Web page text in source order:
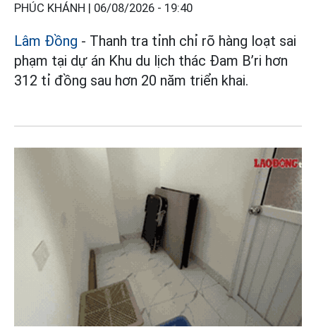
PHÚC KHÁNH | 06/08/2026 - 19:40
Lâm Đồng - Thanh tra tỉnh chỉ rõ hàng loạt sai
phạm tại dự án Khu du lịch thác Đam B’ri hơn
312 tỉ đồng sau hơn 20 năm triển khai.